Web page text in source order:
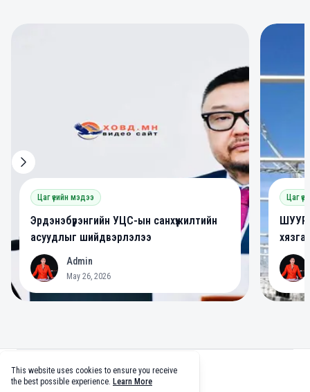
Цаг үеийн мэдээ
Эрдэнэбүрэнгийн УЦС-ын санхүүжилтийн
асуудлыг шийдвэрлэлээ
A Admin
May 26, 2026
Цаг
A
facebook
twittergithubtiktok
This website uses cookies to ensure you receive
the best possible experience. Learn More